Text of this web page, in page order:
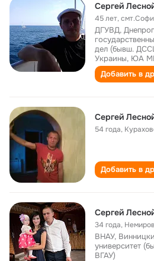
Сергей
45 лет,
ДГУВД,
дел (бывш.
Украины, ЮА
Добавить в
Сергей
54 года,
Добавить в
Сергей
34 года, Немиров
ВНАУ,
университет
ВГАУ)